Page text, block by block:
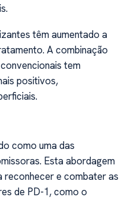
têm aumentado a
A combinação
tem
positivos,
como uma das
Esta abordagem
reconhecer e combater as
de PD-1, como o